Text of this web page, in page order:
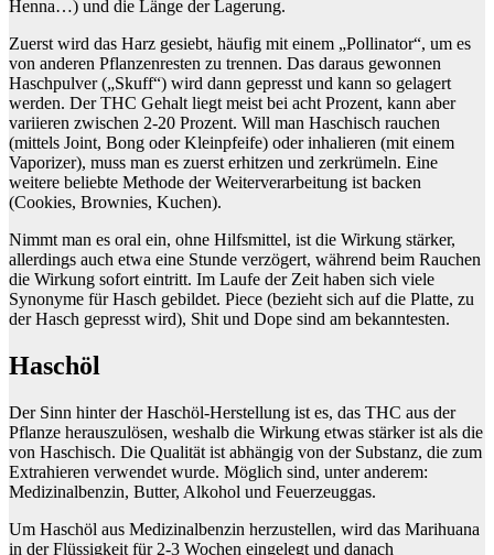
Henna…) und die Länge der Lagerung.
Zuerst wird das Harz gesiebt, häufig mit einem „Pollinator“, um es
von anderen Pflanzenresten zu trennen. Das daraus gewonnen
Haschpulver („Skuff“) wird dann gepresst und kann so gelagert
werden. Der THC Gehalt liegt meist bei acht Prozent, kann aber
variieren zwischen 2-20 Prozent. Will man Haschisch rauchen
(mittels Joint, Bong oder Kleinpfeife) oder inhalieren (mit einem
Vaporizer), muss man es zuerst erhitzen und zerkrümeln. Eine
weitere beliebte Methode der Weiterverarbeitung ist backen
(Cookies, Brownies, Kuchen).
Nimmt man es oral ein, ohne Hilfsmittel, ist die Wirkung stärker,
allerdings auch etwa eine Stunde verzögert, während beim Rauchen
die Wirkung sofort eintritt. Im Laufe der Zeit haben sich viele
Synonyme für Hasch gebildet. Piece (bezieht sich auf die Platte, zu
der Hasch gepresst wird), Shit und Dope sind am bekanntesten.
Haschöl
Der Sinn hinter der Haschöl-Herstellung ist es, das THC aus der
Pflanze herauszulösen, weshalb die Wirkung etwas stärker ist als die
von Haschisch. Die Qualität ist abhängig von der Substanz, die zum
Extrahieren verwendet wurde. Möglich sind, unter anderem:
Medizinalbenzin, Butter, Alkohol und Feuerzeuggas.
Um Haschöl aus Medizinalbenzin herzustellen, wird das Marihuana
in der Flüssigkeit für 2-3 Wochen eingelegt und danach